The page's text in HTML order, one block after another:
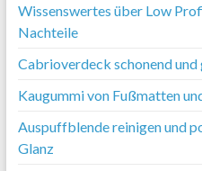
Wissenswertes über Low
Nachteile
Cabrioverdeck schonend
Kaugummi von Fußmatten
Auspuffblende reinigen und
Glanz